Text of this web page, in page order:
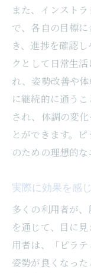
また、インスト
で、各自の目標
き、進捗を確認
クとして日常生
れ、姿勢改善や
に継続的に通う
され、体調の変
とができます。
のための理想的な
実際に効果を感
多くの利用者が
を通じて、目に
用者は、「ピラテ
姿勢が良くなっ